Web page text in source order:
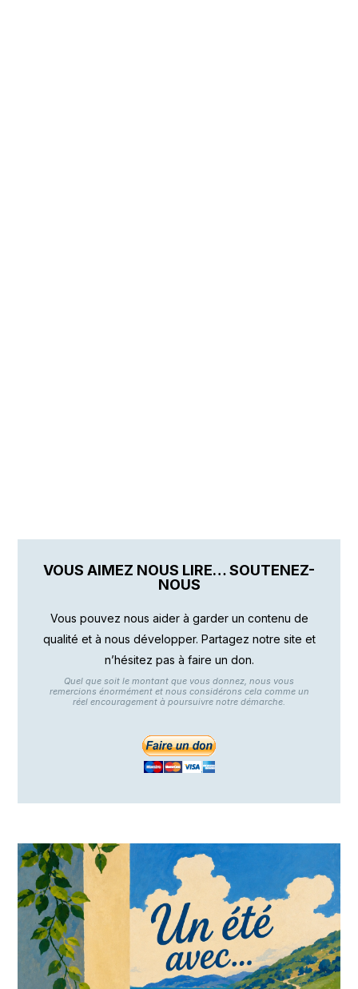
VOUS AIMEZ NOUS LIRE… SOUTENEZ-
NOUS
Vous pouvez nous aider à garder un contenu de
qualité et à nous développer. Partagez notre site et
n’hésitez pas à faire un don.
Quel que soit le montant que vous donnez, nous vous
remercions énormément et nous considérons cela comme un
réel encouragement à poursuivre notre démarche.